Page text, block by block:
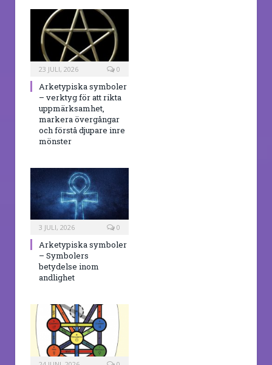
23 JULI, 2026 0
Arketypiska symboler
– verktyg för att rikta
uppmärksamhet,
markera övergångar
och förstå djupare inre
mönster
3 JULI, 2026 0
Arketypiska symboler
– Symbolers
betydelse inom
andlighet